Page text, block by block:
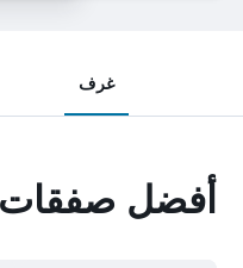
غرف
أفضل صفقات